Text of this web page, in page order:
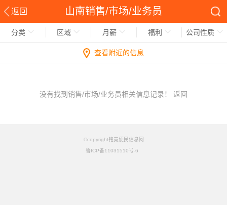
返回 山南销售/市场/业务员
分类 区域 月薪 福利 公司性质
查看附近的信息
没有找到销售/市场/业务员相关信息记录！ 返回
©copyright铭竟便民信息网
鲁ICP备11031510号-6